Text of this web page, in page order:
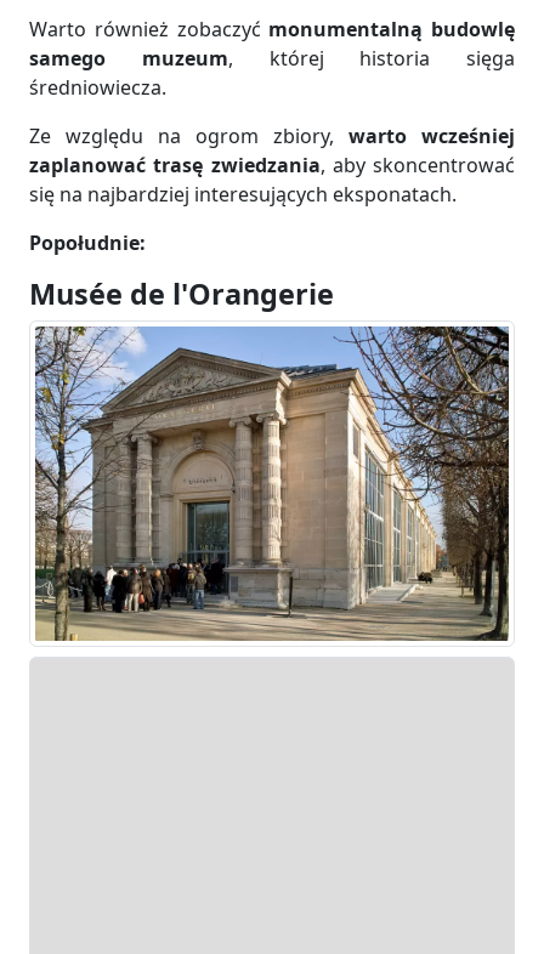
Warto również zobaczyć monumentalną budowlę
samego muzeum, której historia sięga
średniowiecza.
Ze względu na ogrom zbiory, warto wcześniej
zaplanować trasę zwiedzania, aby skoncentrować
się na najbardziej interesujących eksponatach.
Popołudnie:
Musée de l'Orangerie